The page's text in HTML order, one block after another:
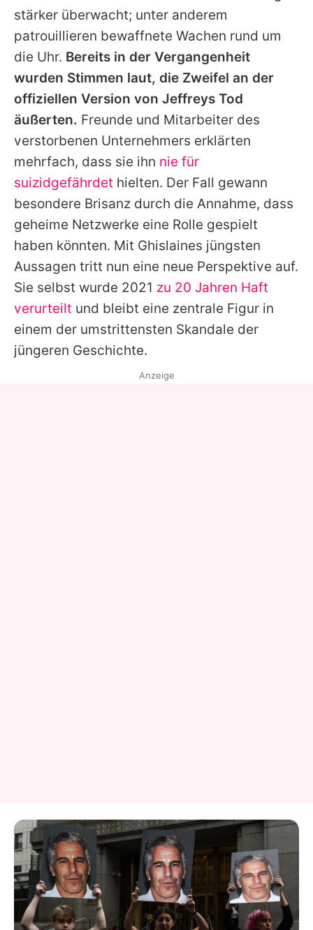
stärker überwacht; unter anderem
patrouillieren bewaffnete Wachen rund um
die Uhr. Bereits in der Vergangenheit
wurden Stimmen laut, die Zweifel an der
offiziellen Version von Jeffreys Tod
äußerten. Freunde und Mitarbeiter des
verstorbenen Unternehmers erklärten
mehrfach, dass sie ihn nie für
suizidgefährdet hielten. Der Fall gewann
besondere Brisanz durch die Annahme, dass
geheime Netzwerke eine Rolle gespielt
haben könnten. Mit Ghislaines jüngsten
Aussagen tritt nun eine neue Perspektive auf.
Sie selbst wurde 2021 zu 20 Jahren Haft
verurteilt und bleibt eine zentrale Figur in
einem der umstrittensten Skandale der
jüngeren Geschichte.
Anzeige